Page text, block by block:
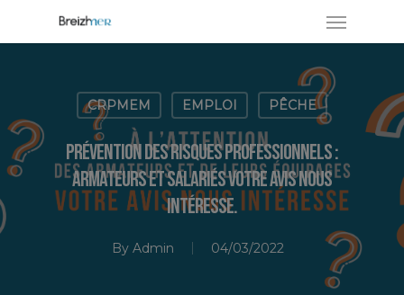
CRPMEM EMPLOI PÊCHE
Prévention des risques professionnels :
armateurs et salariés votre avis nous
intéresse.
By Admin 04/03/2022